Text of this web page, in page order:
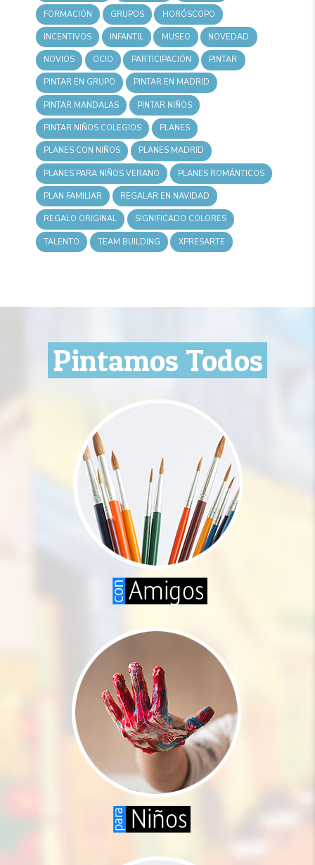
FORMACIÓN GRUPOS HORÓSCOPO
INCENTIVOS INFANTIL MUSEO NOVEDAD
NOVIOS OCIO PARTICIPACIÓN PINTAR
PINTAR EN GRUPO PINTAR EN MADRID
PINTAR MANDALAS PINTAR NIÑOS
PINTAR NIÑOS COLEGIOS PLANES
PLANES CON NIÑOS PLANES MADRID
PLANES PARA NIÑOS VERANO PLANES ROMÁNTICOS
PLAN FAMILIAR REGALAR EN NAVIDAD
REGALO ORIGINAL SIGNIFICADO COLORES
TALENTO TEAM BUILDING XPRESARTE
Pintamos Todos